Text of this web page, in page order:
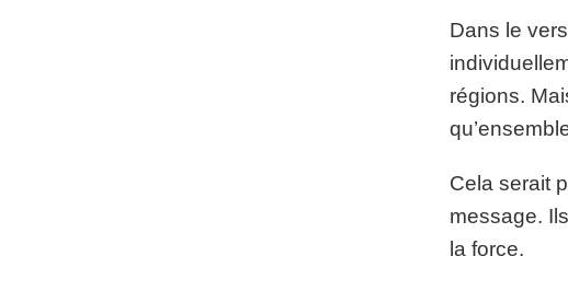
Dans le
régions.
Cela serait
message.
la force.